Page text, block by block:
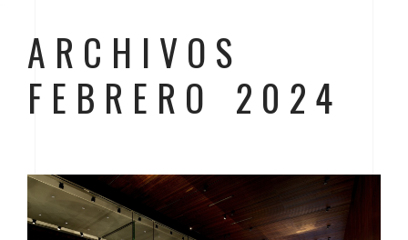
ARCHIVOS
FEBRERO 2024